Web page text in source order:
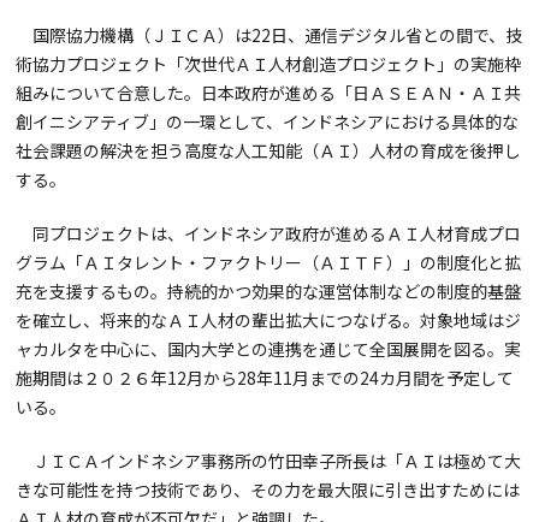
国際協力機構（ＪＩＣＡ）は22日、通信デジタル省との間で、技
術協力プロジェクト「次世代ＡＩ人材創造プロジェクト」の実施枠
組みについて合意した。日本政府が進める「日ＡＳＥＡＮ・ＡＩ共
創イニシアティブ」の一環として、インドネシアにおける具体的な
社会課題の解決を担う高度な人工知能（ＡＩ）人材の育成を後押し
する。
同プロジェクトは、インドネシア政府が進めるＡＩ人材育成プロ
グラム「ＡＩタレント・ファクトリー（ＡＩＴＦ）」の制度化と拡
充を支援するもの。持続的かつ効果的な運営体制などの制度的基盤
を確立し、将来的なＡＩ人材の輩出拡大につなげる。対象地域はジ
ャカルタを中心に、国内大学との連携を通じて全国展開を図る。実
施期間は２０２６年12月から28年11月までの24カ月間を予定して
いる。
ＪＩＣＡインドネシア事務所の竹田幸子所長は「ＡＩは極めて大
きな可能性を持つ技術であり、その力を最大限に引き出すためには